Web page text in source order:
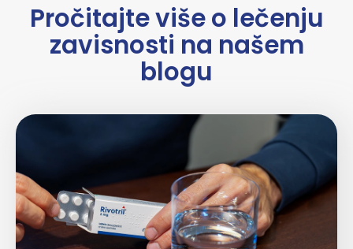
Pročitajte više o lečenju
zavisnosti na našem
blogu